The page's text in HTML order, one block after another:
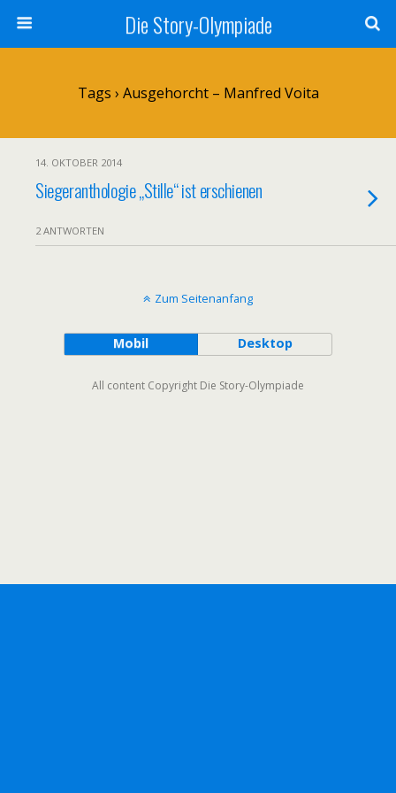
Die Story-Olympiade
Tags › Ausgehorcht – Manfred Voita
14. OKTOBER 2014
Siegeranthologie „Stille“ ist erschienen
2 ANTWORTEN
Zum Seitenanfang
Mobil Desktop
All content Copyright Die Story-Olympiade